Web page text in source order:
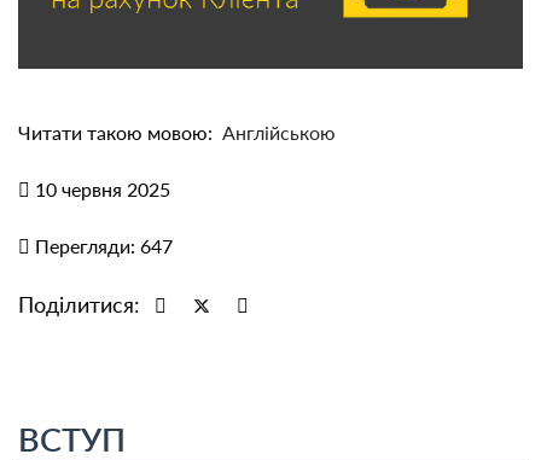
Читати такою мовою: Англійською
10 червня 2025
Перегляди: 647
Поділитися:
ВСТУП